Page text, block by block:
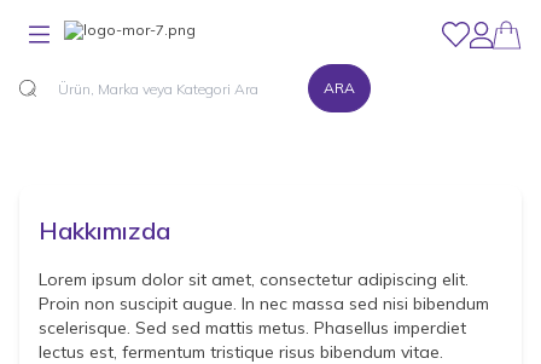
ARA
Hesabım
Favorilerim
Hakkımızda
Lorem ipsum dolor sit amet, consectetur adipiscing elit.
Proin non suscipit augue. In nec massa sed nisi bibendum
scelerisque. Sed sed mattis metus. Phasellus imperdiet
lectus est, fermentum tristique risus bibendum vitae.